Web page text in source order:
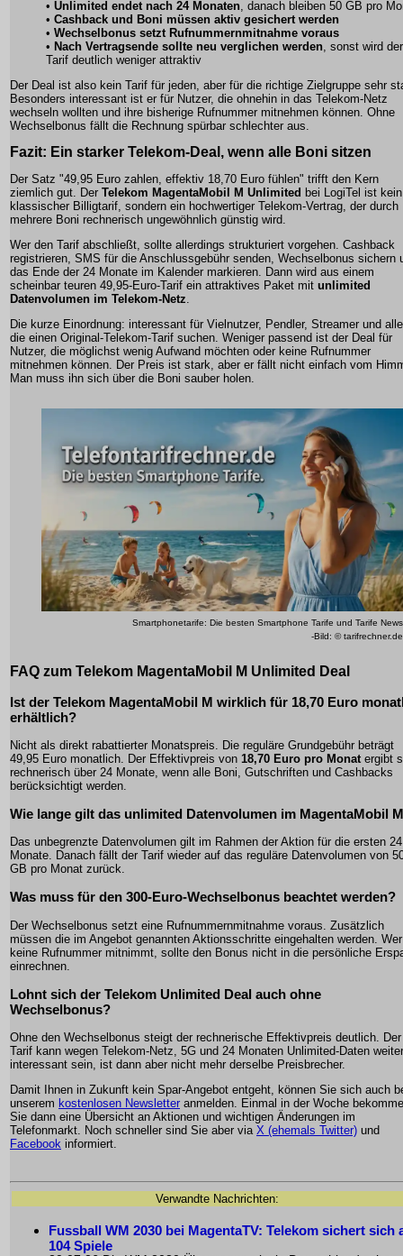
• Unlimited endet nach 24 Monaten, danach bleiben 50 GB pro
• Cashback und Boni müssen aktiv gesichert werden
• Wechselbonus setzt Rufnummernmitnahme voraus
• Nach Vertragsende sollte neu verglichen werden, sonst wird der
Tarif deutlich weniger attraktiv
Der Deal ist also kein Tarif für jeden, aber für die richtige Zielgruppe sehr
Besonders interessant ist er für Nutzer, die ohnehin in das Telekom-Netz
wechseln wollten und ihre bisherige Rufnummer mitnehmen können. Ohne
Wechselbonus fällt die Rechnung spürbar schlechter aus.
Fazit: Ein starker Telekom-Deal, wenn alle Boni sitzen
Der Satz "49,95 Euro zahlen, effektiv 18,70 Euro fühlen" trifft den Kern
ziemlich gut. Der Telekom MagentaMobil M Unlimited bei LogiTel ist kein
klassischer Billigtarif, sondern ein hochwertiger Telekom-Vertrag, der durch
mehrere Boni rechnerisch ungewöhnlich günstig wird.
Wer den Tarif abschließt, sollte allerdings strukturiert vorgehen. Cashback
registrieren, SMS für die Anschlussgebühr senden, Wechselbonus sichern
das Ende der 24 Monate im Kalender markieren. Dann wird aus einem
scheinbar teuren 49,95-Euro-Tarif ein attraktives Paket mit unlimited
Datenvolumen im Telekom-Netz.
Die kurze Einordnung: interessant für Vielnutzer, Pendler, Streamer und
die einen Original-Telekom-Tarif suchen. Weniger passend ist der Deal für
Nutzer, die möglichst wenig Aufwand möchten oder keine Rufnummer
mitnehmen können. Der Preis ist stark, aber er fällt nicht einfach vom
Man muss ihn sich über die Boni sauber holen.
Smartphonetarife: Die besten Smartphone Tarife und Tarife News
-Bild: © tarifrechner.de
FAQ zum Telekom MagentaMobil M Unlimited Deal
Ist der Telekom MagentaMobil M wirklich für 18,70 Euro
erhältlich?
Nicht als direkt rabattierter Monatspreis. Die reguläre Grundgebühr beträgt
49,95 Euro monatlich. Der Effektivpreis von 18,70 Euro pro Monat ergibt
rechnerisch über 24 Monate, wenn alle Boni, Gutschriften und Cashbacks
berücksichtigt werden.
Wie lange gilt das unlimited Datenvolumen im MagentaMobil
Das unbegrenzte Datenvolumen gilt im Rahmen der Aktion für die ersten 24
Monate. Danach fällt der Tarif wieder auf das reguläre Datenvolumen von
GB pro Monat zurück.
Was muss für den 300-Euro-Wechselbonus beachtet werden?
Der Wechselbonus setzt eine Rufnummernmitnahme voraus. Zusätzlich
müssen die im Angebot genannten Aktionsschritte eingehalten werden. Wer
keine Rufnummer mitnimmt, sollte den Bonus nicht in die persönliche
einrechnen.
Lohnt sich der Telekom Unlimited Deal auch ohne
Wechselbonus?
Ohne den Wechselbonus steigt der rechnerische Effektivpreis deutlich. Der
Tarif kann wegen Telekom-Netz, 5G und 24 Monaten Unlimited-Daten
interessant sein, ist dann aber nicht mehr derselbe Preisbrecher.
Damit Ihnen in Zukunft kein Spar-Angebot entgeht, können Sie sich auch
unserem kostenlosen Newsletter anmelden. Einmal in der Woche
Sie dann eine Übersicht an Aktionen und wichtigen Änderungen im
Telefonmarkt. Noch schneller sind Sie aber via X (ehemals Twitter) und
Facebook informiert.
Verwandte Nachrichten:
Fussball WM 2030 bei MagentaTV: Telekom sichert sich
104 Spiele